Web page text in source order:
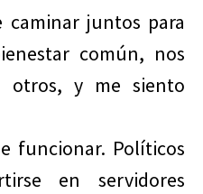
juntos para
común, nos
otros, y me siento
funcionar. Políticos
en servidores